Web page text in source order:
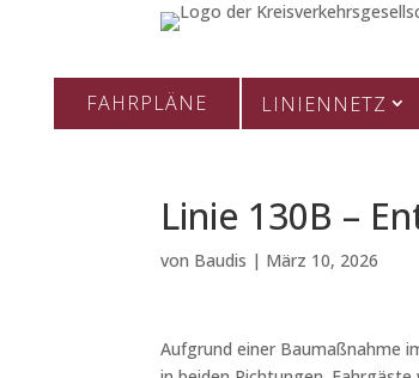
FAHRPLÄNE LINIENNETZ
Linie 130B –
von Baudis | März 10, 2026
Aufgrund einer Baumaßnahme